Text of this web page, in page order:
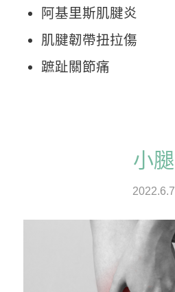
阿基里斯肌腱炎
肌腱韌帶扭拉傷
蹠趾關節痛
小腿
2022.6.7